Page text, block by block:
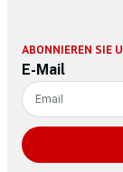
ABONNIEREN SIE
E-Mail